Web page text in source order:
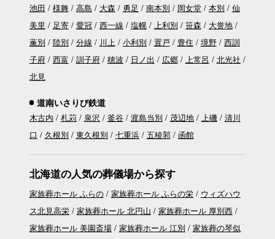
池田 様舞 高島 大森 勇足 南本別 岡女堂 本別
仙
美里
足寄 愛冠 西一線 塩幌 上利別 笹森
大誉地
薫別
陸別 分線 川上 小利別 置戸 豊住 境野
西訓
子府
西富 訓子府 穂波 日ノ出 広郷 上常呂
北光社
北見
道南いさりび鉄道
木古内 札苅 泉沢 釜谷 渡島当別 茂辺地 上磯
清川
口
久根別 東久根別 七重浜 五稜郭 函館
北海道の人気の葬儀場から探す
家族葬ホール ふらの 家族葬ホール ふらの栄
ウィズハウ
ス北見高栄
家族葬ホール 北円山
家族葬ホール 厚別西
家族葬ホール 美園斎場
家族葬ホール 江別
家族葬の琴似